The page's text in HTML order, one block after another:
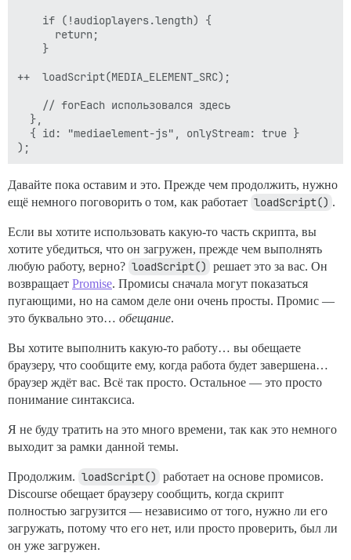
    if (!audioplayers.length) {
      return;
    }
++  loadScript(MEDIA_ELEMENT_SRC);
    // forEach использовался здесь
  },
  { id: "mediaelement-js", onlyStream: true }
Давайте пока оставим и это. Прежде чем продолжить, нужно
ещё немного поговорить о том, как работает loadScript() .
Если вы хотите использовать какую-то часть скрипта, вы
хотите убедиться, что он загружен, прежде чем выполнять
любую работу, верно? loadScript() решает это за вас. Он
возвращает Promise. Промисы сначала могут показаться
пугающими, но на самом деле они очень просты. Промис —
это буквально это… обещание.
Вы хотите выполнить какую-то работу… вы обещаете
браузеру, что сообщите ему, когда работа будет завершена…
браузер ждёт вас. Всё так просто. Остальное — это просто
понимание синтаксиса.
Я не буду тратить на это много времени, так как это немного
выходит за рамки данной темы.
Продолжим. loadScript() работает на основе промисов.
Discourse обещает браузеру сообщить, когда скрипт
полностью загрузится — независимо от того, нужно ли его
загружать, потому что его нет, или просто проверить, был ли
он уже загружен.